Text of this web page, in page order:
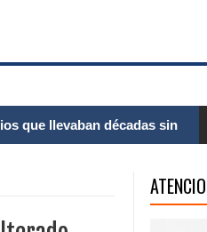
gracias al Gobierno de
al Galardón de la Mujer